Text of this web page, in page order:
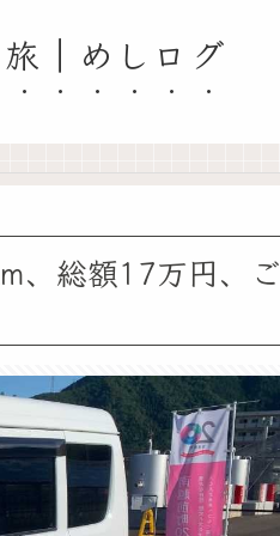
｜めしログ
、総額17万円、ご